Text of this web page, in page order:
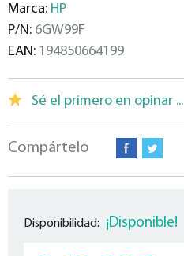
Marca: HP
P/N: 6GW99F
EAN: 194850664199
Sé el primero en opinar ...
Compártelo
Disponibilidad: ¡Disponible!